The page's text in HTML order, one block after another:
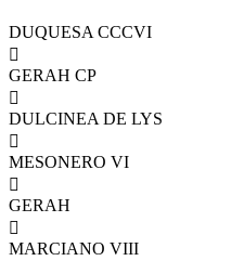
DUQUESA CCCVI

GERAH CP

DULCINEA DE LYS

MESONERO VI

GERAH

MARCIANO VIII